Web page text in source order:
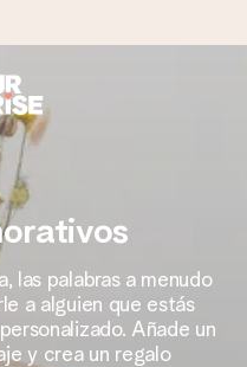
laborable
y lo enviamos al vuelo,
perfecto, cuando más
opiniones)
nos dan un 4,5 en
las palabras a menudo
a alguien que estás
Añade un
y crea un regalo